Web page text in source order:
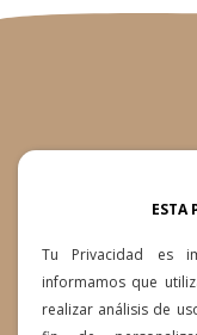
ESTA
Tu Privacidad es
informamos que
realizar análisis de
de